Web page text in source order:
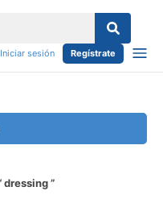
Iniciar sesión Regístrate
dressing